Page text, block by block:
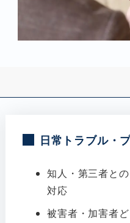
日常トラブル・
知人・第三者と
対応
被害者・加害者